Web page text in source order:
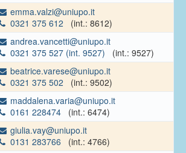
emma.valzi@uniupo.it
0321 375 612
(int.: 8612)
andrea.vancetti@uniupo.it
0321 375 527 (int. 9527)
(int.: 9527)
beatrice.varese@uniupo.it
0321 375 502
(int.: 9502)
maddalena.varia@uniupo.it
0161 228474
(int.: 6474)
giulia.vay@uniupo.it
0131 283766
(int.: 4766)